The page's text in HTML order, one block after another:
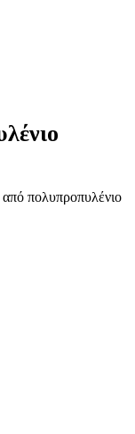
πολυπροπυλένιο